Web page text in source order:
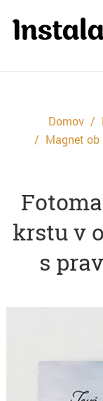
Domov
Magnet ob
krstu v
s